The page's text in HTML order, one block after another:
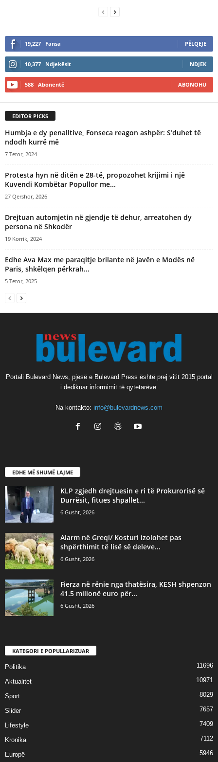
19,227 Fansa PËLQEJE
10,377 Ndjekësit NDJEK
588 Abonentë ABONOHU
EDITOR PICKS
Humbja e dy penalltive, Fonseca reagon ashpër: S’duhet të
ndodh kurrë më
7 Tetor, 2024
Protesta hyn në ditën e 28-të, propozohet krijimi i një
Kuvendi Kombëtar Popullor me...
27 Qershor, 2026
Drejtuan automjetin në gjendje të dehur, arreatohen dy
persona në Shkodër
19 Korrik, 2024
Edhe Ava Max me paraqitje brilante në Javën e Modës në
Paris, shkëlqen përkrah...
5 Tetor, 2025
Portali Bulevard News, pjesë e Bulevard Press është prej vitit 2015 portal
i dedikuar informimit të qytetarëve.
Na kontakto: info@bulevardnews.com
EDHE MË SHUMË LAJME
KLP zgjedh drejtuesin e ri të Prokurorisë së
Durrësit, fitues shpallet...
6 Gusht, 2026
Alarm në Greqi/ Kosturi izolohet pas
shpërthimit të lisë së deleve...
6 Gusht, 2026
Fierza në rënie nga thatësira, KESH shpenzon
41.5 milionë euro për...
6 Gusht, 2026
KATEGORI E POPULLARIZUAR
Politika 11696
Aktualitet 10971
Sport 8029
Slider 7657
Lifestyle 7409
Kronika 7112
Europë 5946